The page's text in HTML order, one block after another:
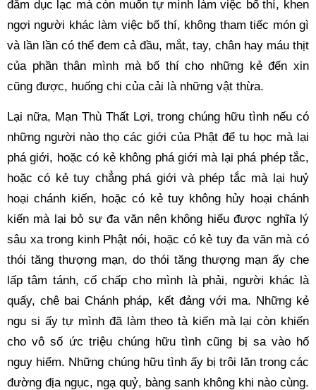
đắm dục lạc mà còn muốn tự mình làm việc bố thí, khen
ngợi người khác làm việc bố thí, không tham tiếc món gì
và lần lần có thể đem cả đầu, mắt, tay, chân hay máu thịt
của phần thân mình mà bố thí cho những kẻ đến xin
cũng được, huống chi của cải là những vật thừa.
Lại nữa, Mạn Thù Thất Lợi, trong chúng hữu tình nếu có
những người nào thọ các giới của Phật để tu học mà lại
phá giới, hoặc có kẻ không phá giới mà lại phá phép tắc,
hoặc có kẻ tuy chẳng phá giới và phép tắc mà lại huỷ
hoại chánh kiến, hoặc có kẻ tuy không hủy hoại chánh
kiến mà lại bỏ sự đa văn nên không hiểu được nghĩa lý
sâu xa trong kinh Phật nói, hoặc có kẻ tuy đa văn mà có
thói tăng thượng mạn, do thói tăng thượng mạn ấy che
lấp tâm tánh, cố chấp cho mình là phải, người khác là
quấy, chê bai Chánh pháp, kết đảng với ma. Những kẻ
ngu si ấy tự mình đã làm theo tà kiến mà lại còn khiến
cho vô số ức triệu chúng hữu tình cũng bị sa vào hố
nguy hiểm. Những chúng hữu tình ấy bị trôi lăn trong các
đường địa ngục, ngạ quỷ, bàng sanh không khi nào cùng.